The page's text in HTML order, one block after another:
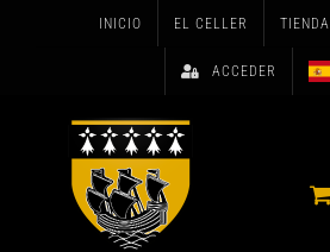
INICIO EL CELLER TIENDA
ACCEDER